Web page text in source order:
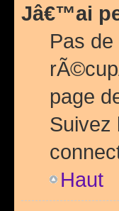
Jâ€™ai
Pas
page
Suivez
Haut